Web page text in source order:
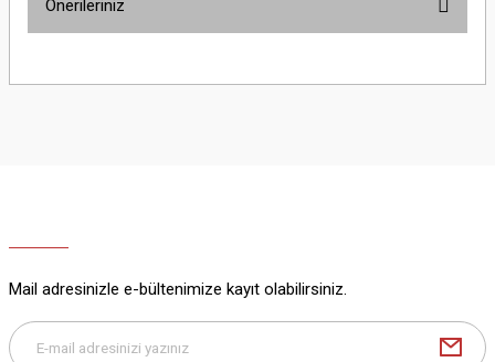
Önerileriniz
yetersiz gördüğünüz noktaları öneri formunu kullanarak tarafımıza
Bu ürüne benzer farklı alternatifler olmalı.
Mail adresinizle e-bültenimize kayıt olabilirsiniz.